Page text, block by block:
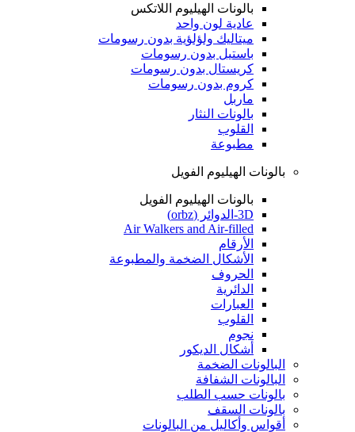
بالونات الهيليوم اللاتكس
عادية لون واحد
ميتاليك ولؤلؤية بدون رسومات
باستيل بدون رسومات
كريستال بدون رسومات
كروم بدون رسومات
ماربل
بالونات النثار
القلوب
مطبوعة
بالونات الهيليوم الفويل
بالونات الهيليوم الفويل
3D-الدوائر (orbz)
Air Walkers and Air-filled
الأرقام
الأشكال الضخمة والمطبوعة
الحروف
الدائرية
العبارات
القلوب
نجوم
أشكال الديكور
البالونات الضخمة
البالونات الشفافة
بالونات حسب الطلب
بالونات السقف
أقواس وأكاليل من البالونات